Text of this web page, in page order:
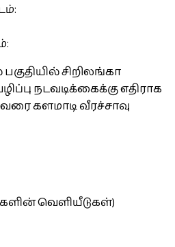
சிறிலங்கா
நடவடிக்கைக்கு எதிராக
களமாடி வீரச்சாவு
வெளியீடுகள்)